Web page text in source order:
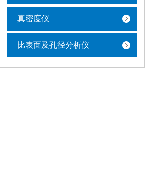
真密度仪
比表面及孔径分析仪